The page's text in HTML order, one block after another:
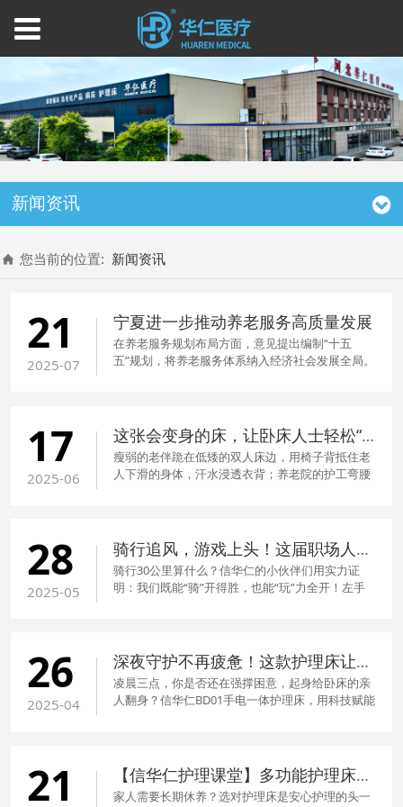
新闻资讯
您当前的位置: 新闻资讯
21
2025-07
宁夏进一步推动养老服务高质量发展
在养老服务规划布局方面，意见提出编制“十五
五”规划，将养老服务体系纳入经济社会发展全局。
17
2025-06
这张会变身的床，让卧床人士轻松“坐起来、走出去”
瘦弱的老伴跪在低矮的双人床边，用椅子背抵住老
人下滑的身体，汗水浸透衣背；养老院的护工弯腰
28
2025-05
骑行追风，游戏上头！这届职场人的团建，不服不行！
骑行30公里算什么？信华仁的小伙伴们用实力证
明：我们既能“骑”开得胜，也能“玩”力全开！左手
26
2025-04
深夜守护不再疲惫！这款护理床让家庭照护轻松升级
凌晨三点，你是否还在强撑困意，起身给卧床的亲
人翻身？信华仁BD01手电一体护理床，用科技赋能
21 【信华仁护理课堂】多功能护理床怎么选？2 步教你挑到「安心好床」
家人需要长期休养？选对护理床是安心护理的头一